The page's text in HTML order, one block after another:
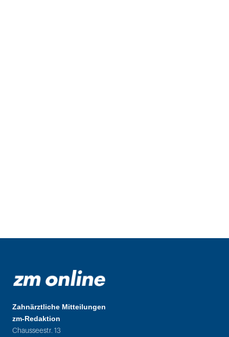
Zahnärztliche Mitteilungen
zm-Redaktion
Chausseestr. 13